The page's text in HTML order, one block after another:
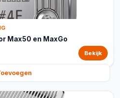
Max50 en MaxGo
Bekijk